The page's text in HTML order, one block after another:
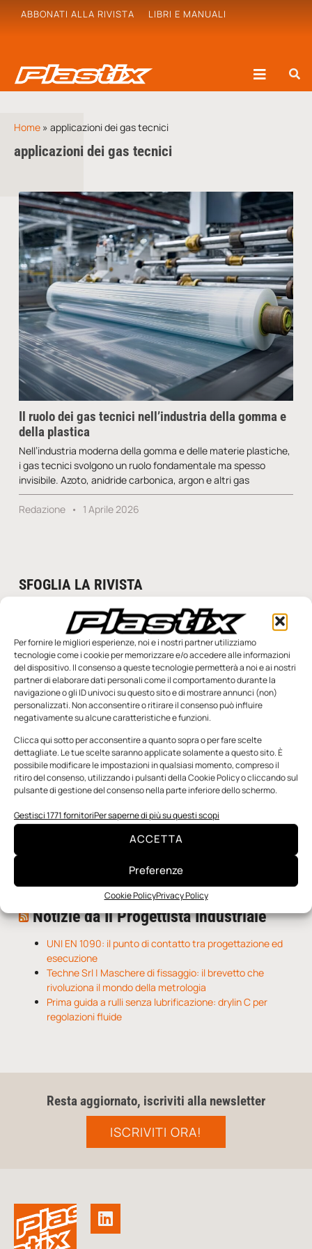
Per fornire le migliori esperienze, noi e i nostri partner utilizziamo
tecnologie come i cookie per memorizzare e/o accedere alle informazioni
del dispositivo. Il consenso a queste tecnologie permetterà a noi e ai nostri
partner di elaborare dati personali come il comportamento durante la
navigazione o gli ID univoci su questo sito e di mostrare annunci (non)
personalizzati. Non acconsentire o ritirare il consenso può influire
negativamente su alcune caratteristiche e funzioni.
Clicca qui sotto per acconsentire a quanto sopra o per fare scelte
dettagliate. Le tue scelte saranno applicate solamente a questo sito. È
possibile modificare le impostazioni in qualsiasi momento, compreso il
ritiro del consenso, utilizzando i pulsanti della Cookie Policy o cliccando sul
pulsante di gestione del consenso nella parte inferiore dello schermo.
Gestisci 1771 fornitoriPer saperne di più su questi scopi
ACCETTA
Preferenze
Cookie PolicyPrivacy Policy
ABBONATI ALLA RIVISTA LIBRI E MANUALI
Home » applicazioni dei gas tecnici
applicazioni dei gas tecnici
Il ruolo dei gas tecnici nell’industria della gomma e
della plastica
Nell’industria moderna della gomma e delle materie plastiche,
i gas tecnici svolgono un ruolo fondamentale ma spesso
invisibile. Azoto, anidride carbonica, argon e altri gas
Redazione 1 Aprile 2026
SFOGLIA LA RIVISTA
n.5 - Giugno 2026 n.4 - Maggio 2026
Edicola Web
Notizie da Meccanicanews
I nanonastri di grafene come potenziali sensori per i
Una nuova mano robotica passa da una pinza all’altra
O-Ring, tecnica e applicazioni
Notizie da Il Progettista Industriale
UNI EN 1090: il punto di contatto tra progettazione ed
esecuzione
Techne Srl | Maschere di fissaggio: il brevetto che
rivoluziona il mondo della metrologia
Prima guida a rulli senza lubrificazione: drylin C per
regolazioni fluide
Resta aggiornato, iscriviti alla newsletter
ISCRIVITI ORA!